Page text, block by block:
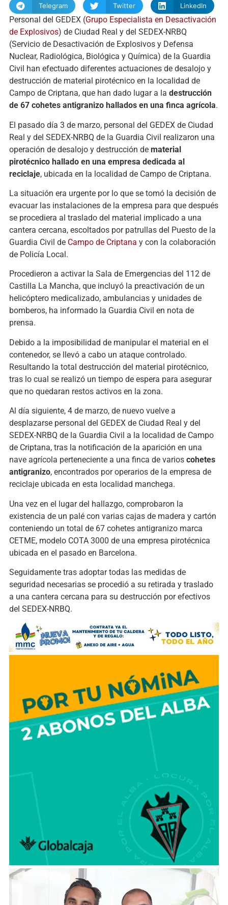
Telegram Twitter LinkedIn
Personal del GEDEX (Grupo Especialista en Desactivación
de Explosivos) de Ciudad Real y del SEDEX-NRBQ
(Servicio de Desactivación de Explosivos y Defensa
Nuclear, Radiológica, Biológica y Química) de la Guardia
Civil han efectuado diferentes actuaciones de desalojo y
destrucción de material pirotécnico en la localidad de
Campo de Criptana, que han dado lugar a la destrucción
de 67 cohetes antigranizo hallados en una finca agrícola.
El pasado día 3 de marzo, personal del GEDEX de Ciudad
Real y del SEDEX-NRBQ de la Guardia Civil realizaron una
operación de desalojo y destrucción de material
pirotécnico hallado en una empresa dedicada al
reciclaje, ubicada en la localidad de Campo de Criptana.
La situación era urgente por lo que se tomó la decisión de
evacuar las instalaciones de la empresa para que después
se procediera al traslado del material implicado a una
cantera cercana, escoltados por patrullas del Puesto de la
Guardia Civil de Campo de Criptana y con la colaboración
de Policía Local.
Procedieron a activar la Sala de Emergencias del 112 de
Castilla La Mancha, que incluyó la preactivación de un
helicóptero medicalizado, ambulancias y unidades de
bomberos, ha informado la Guardia Civil en nota de
prensa.
Debido a la imposibilidad de manipular el material en el
contenedor, se llevó a cabo un ataque controlado.
Resultando la total destrucción del material pirotécnico,
tras lo cual se realizó un tiempo de espera para asegurar
que no quedaran restos activos en la zona.
Al día siguiente, 4 de marzo, de nuevo vuelve a
desplazarse personal del GEDEX de Ciudad Real y del
SEDEX-NRBQ de la Guardia Civil a la localidad de Campo
de Criptana, tras la notificación de la aparición en una
nave agrícola perteneciente a una finca de varios cohetes
antigranizo, encontrados por operarios de la empresa de
reciclaje ubicada en esta localidad manchega.
Una vez en el lugar del hallazgo, comprobaron la
existencia de un palé con varias cajas de madera y cartón
conteniendo un total de 67 cohetes antigranizo marca
CETME, modelo COTA 3000 de una empresa pirotécnica
ubicada en el pasado en Barcelona.
Seguidamente tras adoptar todas las medidas de
seguridad necesarias se procedió a su retirada y traslado
a una cantera cercana para su destrucción por efectivos
del SEDEX-NRBQ.